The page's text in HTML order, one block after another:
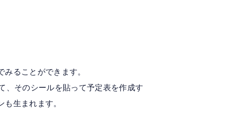
ることができます。
、そのシールを貼って予定表を作成す
生まれます。